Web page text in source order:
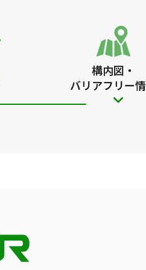
構内図・
バリアフリー